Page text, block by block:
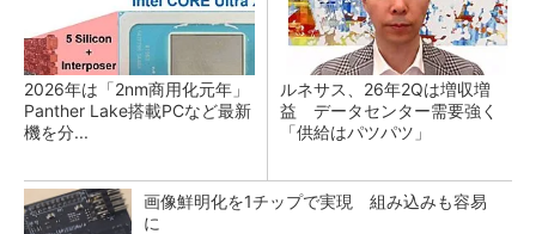
2026年は「2nm商用化元年」
Panther Lake搭載PCなど最新
機を分...
ルネサス、26年2Qは増収増
益 データセンター需要強く
「供給はパツパツ」
画像鮮明化を1チップで実現 組み込みも容易
に